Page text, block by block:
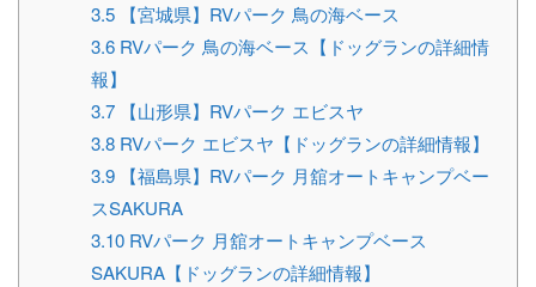
3.5 【宮城県】RVパーク 鳥の海ベース
3.6 RVパーク 鳥の海ベース【ドッグランの詳細情
報】
3.7 【山形県】RVパーク エビスヤ
3.8 RVパーク エビスヤ【ドッグランの詳細情報】
3.9 【福島県】RVパーク 月舘オートキャンプベー
スSAKURA
3.10 RVパーク 月舘オートキャンプベース
SAKURA【ドッグランの詳細情報】